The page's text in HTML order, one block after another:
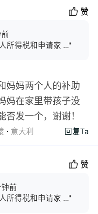
赞
所得税和申请家 ..."
妈妈两个人的补助
妈在家里带孩子没
发一个，谢谢！
意大利 回复Ta
赞
前
所得税和申请家 ..."